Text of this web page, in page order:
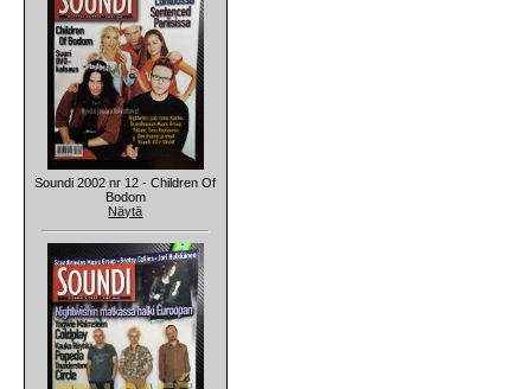
Soundi 2002 nr 12 - Children Of
Bodom
Näytä